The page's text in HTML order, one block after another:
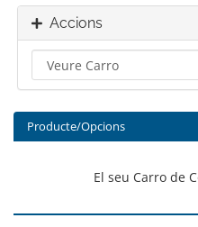
Accions
Producte/Opcions
El seu Carro de